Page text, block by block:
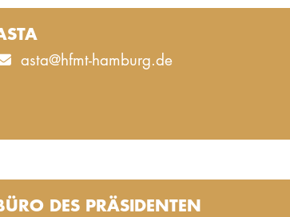
asta@hfmt-hamburg.de
DES PRÄSIDENTEN